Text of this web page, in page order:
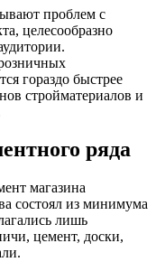
проблем с
целесообразно
гораздо быстрее
стройматериалов и
ряда
магазина
состоял из минимума
лишь
цемент, доски,